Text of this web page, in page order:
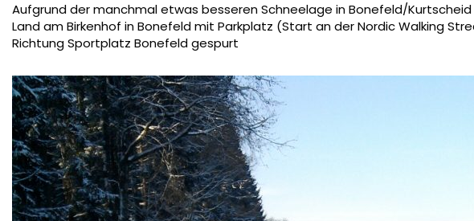
Aufgrund der manchmal etwas besseren Schneelage in Bonefeld/
Land am Birkenhof in Bonefeld mit Parkplatz (Start an der Nordic Walking
Richtung Sportplatz Bonefeld gespurt